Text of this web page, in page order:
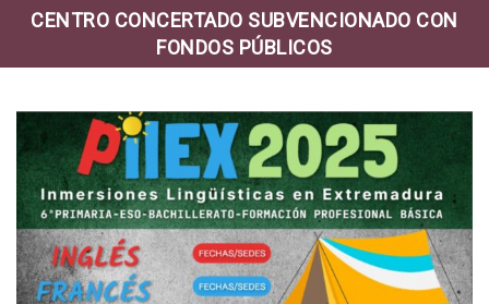
CENTRO CONCERTADO SUBVENCIONADO CON
FONDOS PÚBLICOS